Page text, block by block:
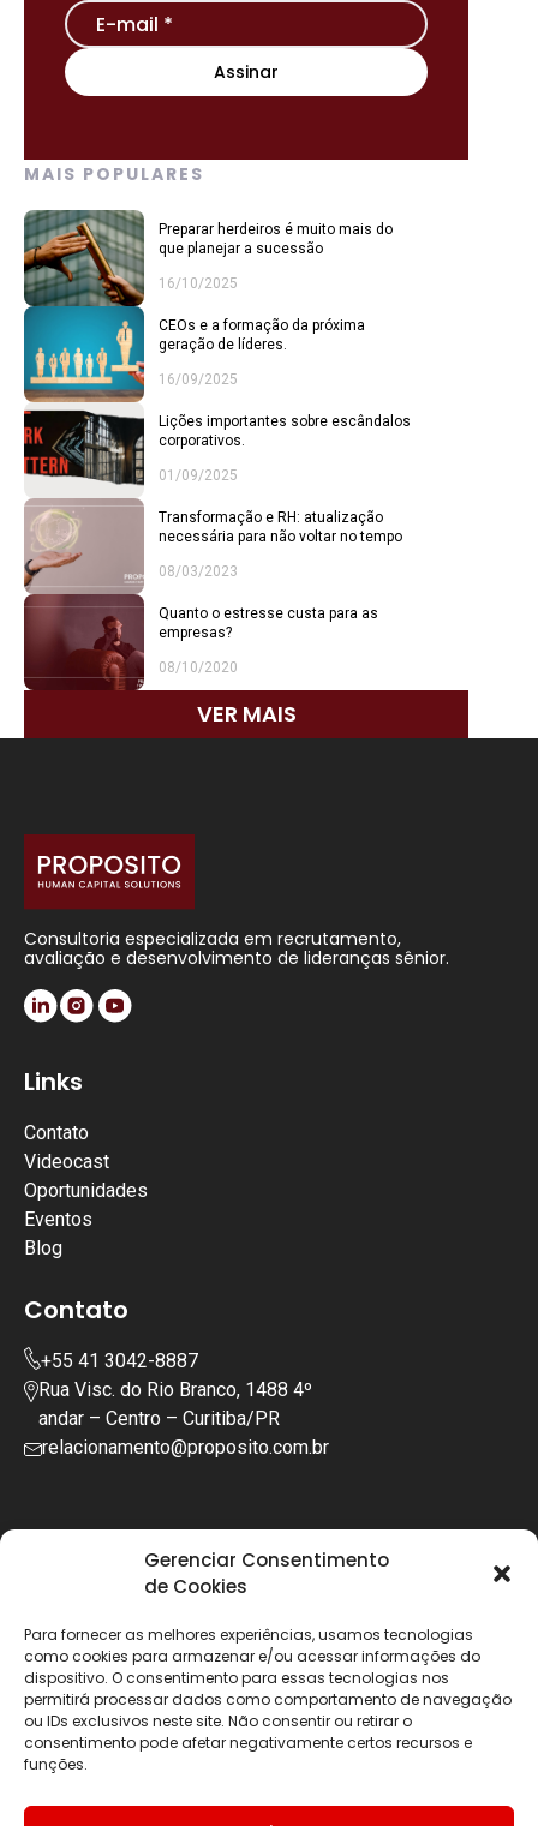
Gerenciar Consentimento
de Cookies
Para fornecer as melhores experiências, usamos tecnologias
como cookies para armazenar e/ou acessar informações do
dispositivo. O consentimento para essas tecnologias nos
permitirá processar dados como comportamento de navegação
ou IDs exclusivos neste site. Não consentir ou retirar o
consentimento pode afetar negativamente certos recursos e
funções.
MAIS POPULARES
Preparar herdeiros é muito mais do
que planejar a sucessão
16/10/2025
CEOs e a formação da próxima
geração de líderes.
16/09/2025
Lições importantes sobre escândalos
corporativos.
01/09/2025
Transformação e RH: atualização
necessária para não voltar no tempo
08/03/2023
Quanto o estresse custa para as
empresas?
08/10/2020
VER MAIS
Consultoria especializada em recrutamento,
avaliação e desenvolvimento de lideranças sênior.
Links
Contato
Videocast
Oportunidades
Eventos
Blog
Contato
+55 41 3042-8887
Rua Visc. do Rio Branco, 1488 4º
andar – Centro – Curitiba/PR
relacionamento@proposito.com.br
Copyright © 2025 | Todos os diretos reservados